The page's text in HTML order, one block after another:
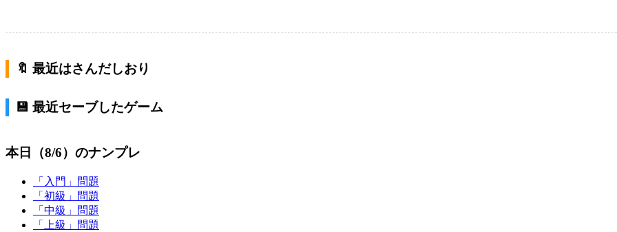
🔖 最近はさんだしおり
💾 最近セーブしたゲーム
本日（8/6）のナンプレ
「入門」問題
「初級」問題
「中級」問題
「上級」問題